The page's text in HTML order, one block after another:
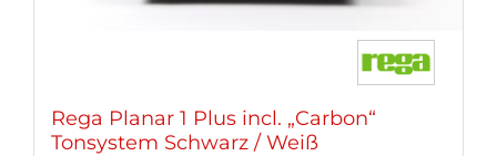
Rega Planar 1 Plus incl. „Carbon“
Tonsystem Schwarz / Weiß